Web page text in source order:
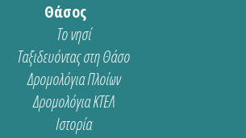
Θάσος
Το νησί
Ταξιδευόντας στη Θάσο
Δρομολόγια Πλοίων
Δρομολόγια ΚΤΕΛ
Ιστορία